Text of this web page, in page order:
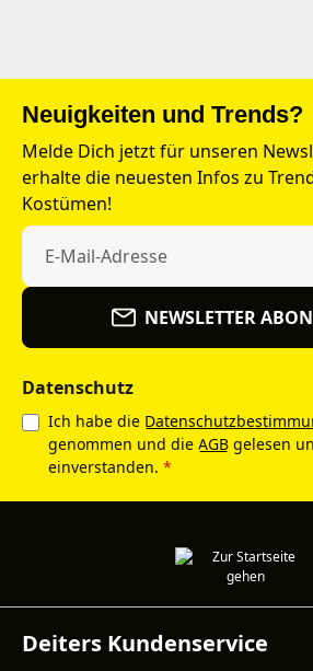
Neuigkeiten und Trends?
Melde Dich jetzt für unseren
erhalte die neuesten Infos zu
Kostümen!
NEWSLETTER
Datenschutz
Ich habe die
genommen und die AGB gelesen
einverstanden. *
Deiters Kundenservice